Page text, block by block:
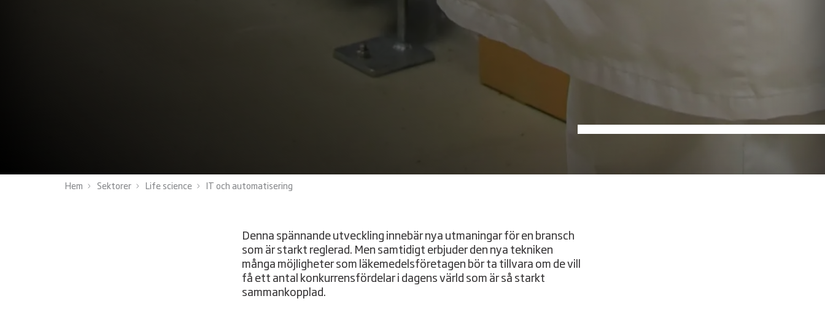
Hem Sektorer Life science IT och automatisering
Denna spännande utveckling innebär nya utmaningar för en bransch
som är starkt reglerad. Men samtidigt erbjuder den nya tekniken
många möjligheter som läkemedelsföretagen bör ta tillvara om de vill
få ett antal konkurrensfördelar i dagens värld som är så starkt
sammankopplad.